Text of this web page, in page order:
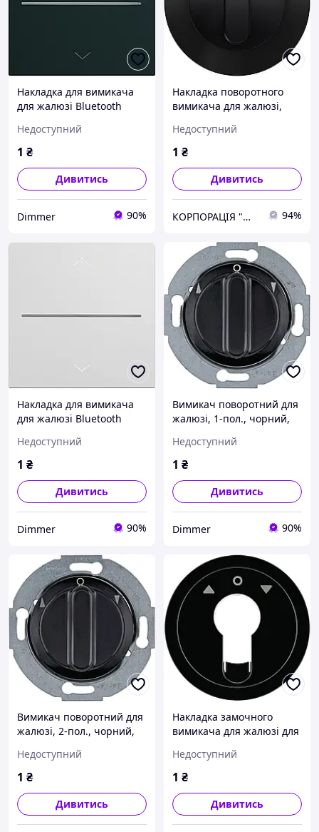
Накладка для вимикача
для жалюзі Bluetooth
Гарантія
Недоступний
1 ₴
Дивитись
Dimmer 90%
Накладка поворотного
вимикача для жалюзі,
Original
Недоступний
1 ₴
Дивитись
КОРПОРАЦІЯ "МЕДІСАН" 94%
Накладка для вимикача
для жалюзі Bluetooth
Гарантія
Недоступний
1 ₴
Дивитись
Dimmer 90%
Вимикач поворотний для
жалюзі, 1-пол., чорний,
381113, Гарантія
Недоступний
1 ₴
Дивитись
Dimmer 90%
Вимикач поворотний для
жалюзі, 2-пол., чорний,
381213, Гарантія
Недоступний
1 ₴
Дивитись
Накладка замочного
вимикача для жалюзі для
15062045, Original
Недоступний
1 ₴
Дивитись